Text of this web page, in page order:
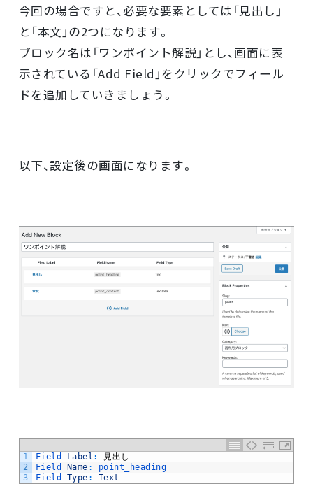
今回の場合ですと、必要な要素としては「見出し」
と「本文」の2つになります。
ブロック名は「ワンポイント解説」とし、画面に表
示されている「Add Field」をクリックでフィール
ドを追加していきましょう。
以下、設定後の画面になります。
1
2
3
Field Label :
見出し
Field
Name :
point_heading
Field Type : Text